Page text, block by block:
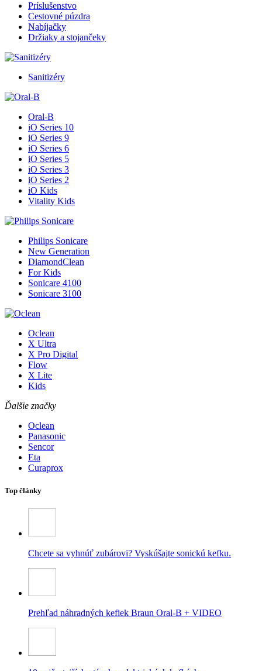
Príslušenstvo
Cestovné púzdra
Nabíjačky
Držiaky a stojančeky
Sanitizéry
Oral-B
iO Series 10
iO Series 9
iO Series 6
iO Series 5
iO Series 3
iO Series 2
iO Kids
Vitality Kids
Philips Sonicare
New Generation
DiamondClean
For Kids
Sonicare 4100
Sonicare 3100
Oclean
X Ultra
X Pro Digital
Flow
X Lite
Kids
Ďalšie značky
Oclean
Panasonic
Sencor
Eta
Curaprox
Top články
Chcete sa vyhnúť zubárovi? Vyskúšajte sonickú kefku.
Prehľad náhradných kefiek Braun Oral-B + VIDEO